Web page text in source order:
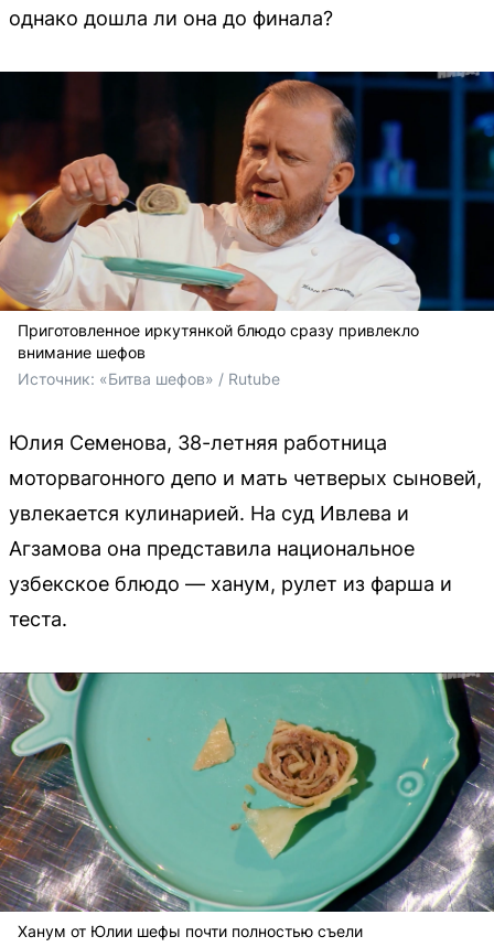
однако дошла ли она до финала?
Приготовленное иркутянкой блюдо сразу привлекло
внимание шефов
Источник: «Битва шефов» / Rutube
Юлия Семенова, 38-летняя работница
моторвагонного депо и мать четверых сыновей,
увлекается кулинарией. На суд Ивлева и
Агзамова она представила национальное
узбекское блюдо — ханум, рулет из фарша и
теста.
Ханум от Юлии шефы почти полностью съели